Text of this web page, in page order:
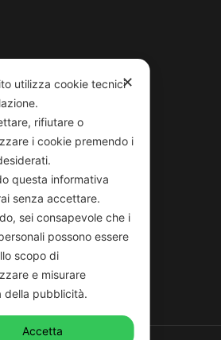
✕
utilizza cookie tecnici
rifiutare o
i cookie premendo i
questa informativa
senza accettare.
sei consapevole che i
possono essere
scopo di
e misurare
della pubblicità.
Accetta